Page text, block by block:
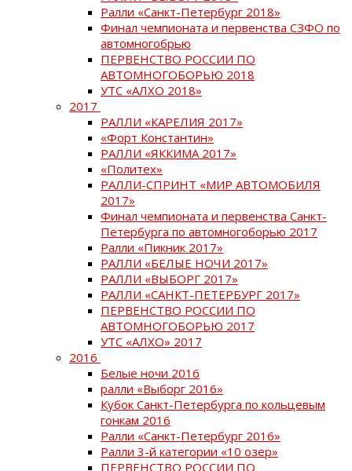
Ралли «Санкт-Петербург 2018»
Финал чемпионата и первенства СЗФО по
автомногобрью
ПЕРВЕНСТВО РОССИИ ПО
АВТОМНОГОБОРЬЮ 2018
УТС «АЛХО 2018»
2017
РАЛЛИ «КАРЕЛИЯ 2017»
«Форт Константин»
РАЛЛИ «ЯККИМА 2017»
«Политех»
РАЛЛИ-СПРИНТ «МИР АВТОМОБИЛЯ
2017»
Финал чемпионата и первенства Санкт-
Петербурга по автомногоборью 2017
Ралли «Пикник 2017»
РАЛЛИ «БЕЛЫЕ НОЧИ 2017»
РАЛЛИ «ВЫБОРГ 2017»
РАЛЛИ «САНКТ-ПЕТЕРБУРГ 2017»
ПЕРВЕНСТВО РОССИИ ПО
АВТОМНОГОБОРЬЮ 2017
УТС «АЛХО» 2017
2016
Белые ночи 2016
ралли «Выборг 2016»
Кубок Санкт-Петербурга по кольцевым
гонкам 2016
Ралли «Санкт-Петербург 2016»
Ралли 3-й категории «10 озер»
ПЕРВЕНСТВО РОССИИ ПО